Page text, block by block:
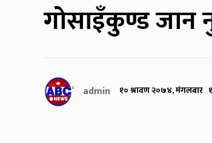
गोसाइँकुण्ड जान
admin १० श्रावण २०७४,